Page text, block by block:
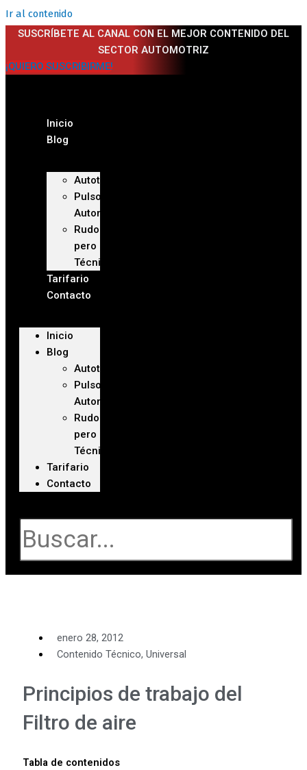
Ir al contenido
SUSCRÍBETE AL CANAL CON EL MEJOR CONTENIDO DEL
SECTOR AUTOMOTRIZ
¡QUIERO SUSCRIBIRME!
Inicio
Blog
Autoteca
Pulso
Automotriz
Rudo
pero
Técnico
Tarifario
Contacto
Inicio
Blog
Autoteca
Pulso
Automotriz
Rudo
pero
Técnico
Tarifario
Contacto
enero 28, 2012
Contenido Técnico, Universal
Principios de trabajo del
Filtro de aire
Tabla de contenidos